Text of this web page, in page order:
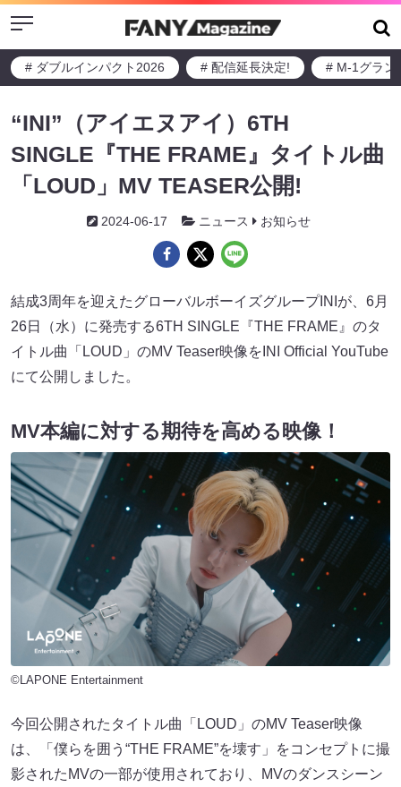
Menu
# ダブルインパクト2026 # 配信延長決定! # M-1グラン
“INI”（アイエヌアイ）6TH
SINGLE『THE FRAME』タイトル曲
「LOUD」MV TEASER公開!
2024-06-17 ニュース お知らせ
結成3周年を迎えたグローバルボーイズグループINIが、6月
26日（水）に発売する6TH SINGLE『THE FRAME』のタ
イトル曲「LOUD」のMV Teaser映像をINI Official YouTube
にて公開しました。
MV本編に対する期待を高める映像！
©LAPONE Entertainment
今回公開されたタイトル曲「LOUD」のMV Teaser映像
は、「僕らを囲う“THE FRAME”を壊す」をコンセプトに撮
影されたMVの一部が使用されており、MVのダンスシーン